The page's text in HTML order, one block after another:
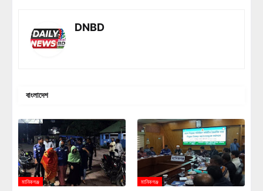
DNBD
বাংলাদেশ
মানিকগঞ্জ মানিকগঞ্জ